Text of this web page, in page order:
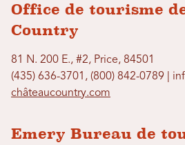
Office de tourisme
Country
81 N. 200 E., #2, Price, 84501
(435) 636-3701, (800) 842-0789 |
châteaucountry.com
Emery Bureau de